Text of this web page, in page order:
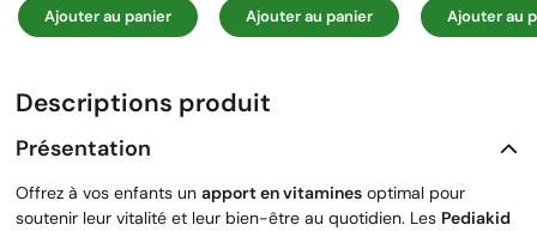
Ajouter au panier Ajouter au panier Ajouter au
Descriptions produit
Présentation
Offrez à vos enfants un apport en vitamines optimal pour
soutenir leur vitalité et leur bien-être au quotidien. Les Pediakid